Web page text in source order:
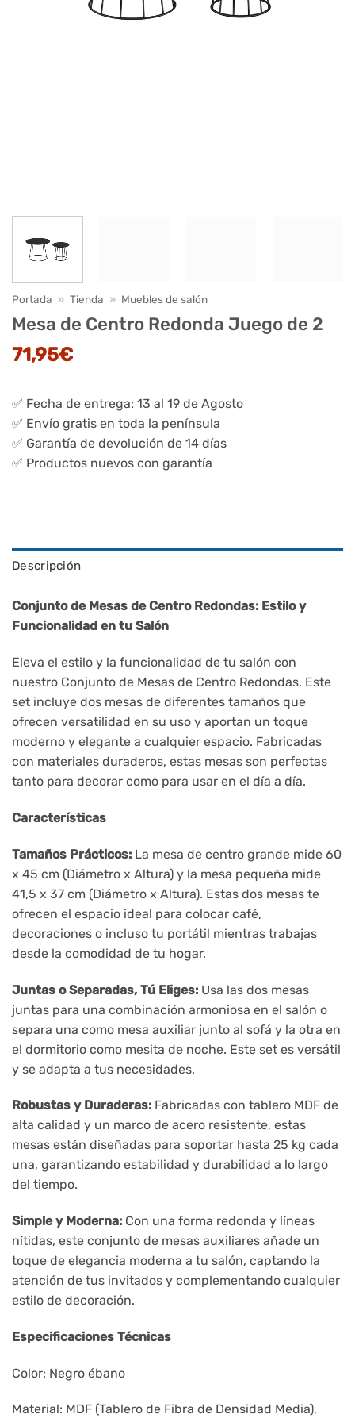
Portada » Tienda » Muebles de salón
Mesa de Centro Redonda Juego de 2
71,95€
✅ Fecha de entrega: 13 al 19 de Agosto
✅ Envío gratis en toda la península
✅ Garantía de devolución de 14 días
✅ Productos nuevos con garantía
Descripción
Conjunto de Mesas de Centro Redondas: Estilo y
Funcionalidad en tu Salón
Eleva el estilo y la funcionalidad de tu salón con
nuestro Conjunto de Mesas de Centro Redondas. Este
set incluye dos mesas de diferentes tamaños que
ofrecen versatilidad en su uso y aportan un toque
moderno y elegante a cualquier espacio. Fabricadas
con materiales duraderos, estas mesas son perfectas
tanto para decorar como para usar en el día a día.
Características
Tamaños Prácticos: La mesa de centro grande mide 60
x 45 cm (Diámetro x Altura) y la mesa pequeña mide
41,5 x 37 cm (Diámetro x Altura). Estas dos mesas te
ofrecen el espacio ideal para colocar café,
decoraciones o incluso tu portátil mientras trabajas
desde la comodidad de tu hogar.
Juntas o Separadas, Tú Eliges: Usa las dos mesas
juntas para una combinación armoniosa en el salón o
separa una como mesa auxiliar junto al sofá y la otra en
el dormitorio como mesita de noche. Este set es versátil
y se adapta a tus necesidades.
Robustas y Duraderas: Fabricadas con tablero MDF de
alta calidad y un marco de acero resistente, estas
mesas están diseñadas para soportar hasta 25 kg cada
una, garantizando estabilidad y durabilidad a lo largo
del tiempo.
Simple y Moderna: Con una forma redonda y líneas
nítidas, este conjunto de mesas auxiliares añade un
toque de elegancia moderna a tu salón, captando la
atención de tus invitados y complementando cualquier
estilo de decoración.
Especificaciones Técnicas
Color: Negro ébano
Material: MDF (Tablero de Fibra de Densidad Media),